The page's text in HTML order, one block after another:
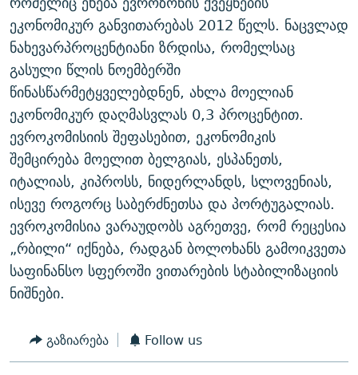
60 ᲓᲔᲪᲘᲑᲔᲚᲘ
ᲒᲐᲜᲙᲘᲗᲮᲕᲘᲡ ᲓᲦᲔ
ᲓᲘᲚᲘᲡ ᲡᲐᲣᲑᲠᲔᲑᲘ
ᲛᲝᲚᲐᲞᲐᲠᲐᲙᲔ ᲢᲔᲥᲡᲢᲔᲑᲘ
ᲨᲘᲜ - ᲣᲪᲮᲝᲔᲗᲨᲘ
ᲚᲘᲢᲔᲠᲐᲢᲣᲠᲣᲚᲘ ᲬᲐᲮᲜᲐᲒᲔᲑᲘ
ᲐᲛᲔᲠᲘᲙᲣᲚᲘ ᲛᲝᲗᲮᲠᲝᲑᲐ
ᲘᲛᲞᲔᲠᲘᲐ ᲓᲐ ᲠᲐᲓᲘᲝ
ᲤᲔᲜᲝᲕᲐᲜᲘ - 2.10
ᲞᲠᲝᲔᲥᲢᲔᲑᲘ
ᲣᲙᲠᲐᲘᲜᲐᲨᲘ ᲓᲐᲦᲣᲞᲣᲚᲘ ᲥᲐᲠᲗᲕᲔᲚᲘ ᲛᲔᲑᲠᲫᲝᲚᲔᲑᲘ - 2022
ᲓᲐᲛᲝᲣᲙᲘᲓᲔᲑᲚᲝᲑᲘᲡ 100 ᲬᲔᲚᲘ
ᲩᲔᲛᲘ ᲡᲘᲙᲕᲓᲘᲚᲘᲡ ᲛᲘᲖᲔᲖᲘᲐ COVID-19
11 ᲬᲔᲚᲘ - 11 ᲐᲛᲑᲐᲕᲘ
ᲡᲐᲞᲐᲠᲚᲐᲛᲔᲜᲢᲝ ᲐᲠᲩᲔᲕᲜᲔᲑᲘᲡ ᲘᲡᲢᲝᲠᲘᲐ
ᲑᲐᲕᲨᲕᲔᲑᲘ ᲞᲠᲝᲡᲢᲘᲢᲣᲪᲘᲐᲨᲘ - ᲐᲛᲝᲣᲗᲥᲛᲔᲚᲘ ᲐᲛᲑᲐᲕᲘ
5 ᲐᲛᲑᲐᲕᲘ - 20 ᲘᲕᲜᲘᲡᲡ ᲓᲐᲨᲐᲕᲔᲑᲣᲚᲔᲑᲘ
ᲐᲒᲕᲘᲡᲢᲝᲡ ᲝᲛᲘ
ПРИВЕТ ᲙᲣᲚᲢᲣᲠᲐ
ЭХО КАВКАЗА
ᲒᲐᲛᲝᲘᲬᲔᲠᲔ
რთე/რთ-ის ყველა საიტი
ეკონომიკურ განვითარებას 2012 წელს. ნაცვლად
ნახევარპროცენტიანი ზრდისა, რომელსაც
გასული წლის ნოემბერში
წინასწარმეტყველებდნენ, ახლა მოელიან
ეკონომიკურ დაღმასვლას 0,3 პროცენტით.
ევროკომისიის შეფასებით, ეკონომიკის
შემცირება მოელით ბელგიას, ესპანეთს,
იტალიას, კიპროსს, ნიდერლანდს, სლოვენიას,
ისევე როგორც საბერძნეთსა და პორტუგალიას.
ევროკომისია ვარაუდობს აგრეთვე, რომ რეცესია
„რბილი“ იქნება, რადგან ბოლოხანს გამოიკვეთა
საფინანსო სფეროში ვითარების სტაბილიზაციის
ნიშნები.
გაზიარება Follow us